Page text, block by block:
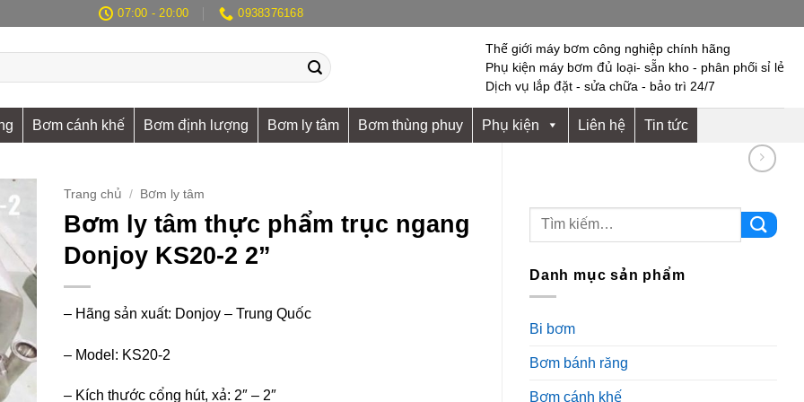
07:00 - 20:00 0938376168
Thế giới máy bơm công nghiệp chính hãng
Phụ kiện máy bơm đủ loại- sẵn kho - phân phối sỉ lẻ
Dịch vụ lắp đặt - sửa chữa - bảo trì 24/7
Bơm cánh khế Bơm định lượng Bơm ly tâm Bơm thùng phuy Phụ kiện Liên hệ Tin tức
Danh mục sản phẩm
Bi bơm
Bơm bánh răng
Bơm cánh khế
Trang chủ / Bơm ly tâm
Bơm ly tâm thực phẩm trục ngang
Donjoy KS20-2 2”
– Hãng sản xuất: Donjoy – Trung Quốc
– Model: KS20-2
– Kích thước cổng hút, xả: 2″ – 2″